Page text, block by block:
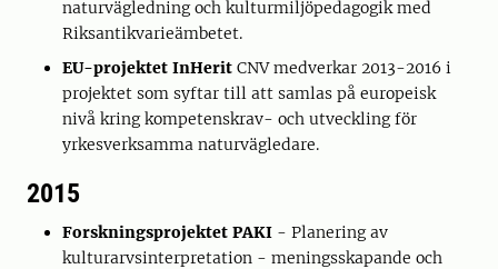
naturvägledning och kulturmiljöpedagogik med
Riksantikvarieämbetet.
EU-projektet InHerit CNV medverkar 2013-2016 i
projektet som syftar till att samlas på europeisk
nivå kring kompetenskrav- och utveckling för
yrkesverksamma naturvägledare.
2015
Forskningsprojektet PAKI - Planering av
kulturarvsinterpretation - meningsskapande och